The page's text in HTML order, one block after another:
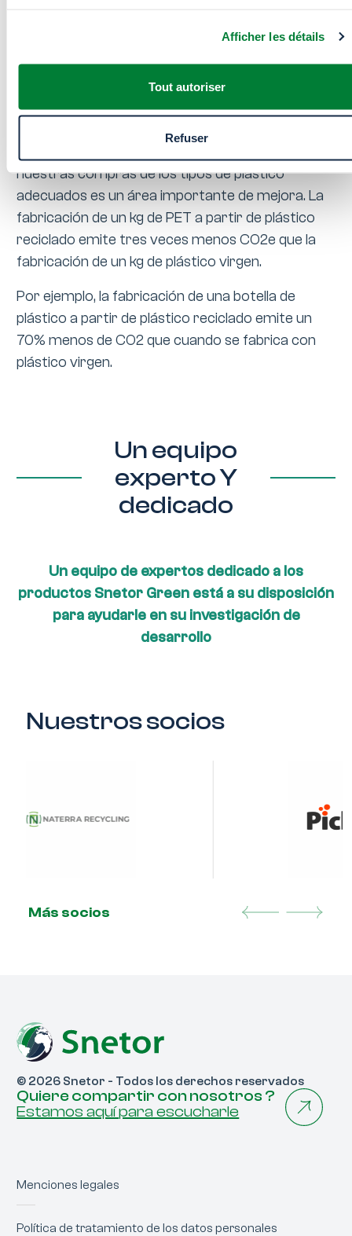
Afficher les détails
Tout autoriser
Refuser
El Grupo Snetor se compromete a reducir las
decir, a la fabricación del plástico, en particular
durante la fase de craqueo al vapor.
nuestras compras de los tipos de plástico
adecuados es un área importante de mejora. La
fabricación de un kg de PET a partir de plástico
reciclado emite tres veces menos CO2e que la
fabricación de un kg de plástico virgen.
Por ejemplo, la fabricación de una botella de
plástico a partir de plástico reciclado emite un
70% menos de CO2 que cuando se fabrica con
plástico virgen.
Un equipo
experto Y
dedicado
Un equipo de expertos dedicado a los
productos Snetor Green está a su disposición
para ayudarle en su investigación de
desarrollo
Nuestros socios
Más socios
Next
© 2026 Snetor - Todos los derechos reservados
Quiere compartir con nosotros ?
Estamos aquí para escucharle
Menciones legales
Política de tratamiento de los datos personales